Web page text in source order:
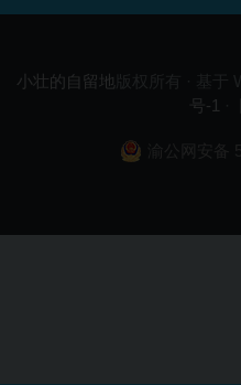
小壮的自留地
号-1